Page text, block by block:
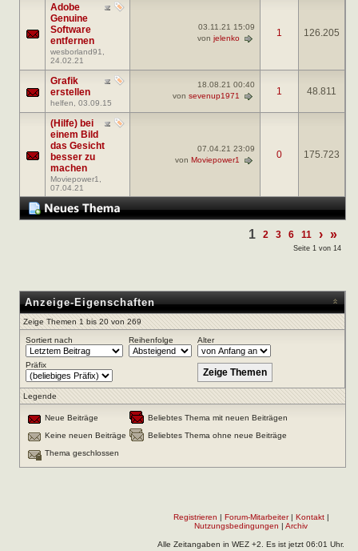
Adobe
Genuine
Software
entfernen
wesborland91
24.02.21
03.11.21 15:09
von jelenko 1 126.205
Grafik
erstellen
helfen , 03.09.15
18.08.21 00:40
von sevenup1971 1 48.811
(Hilfe) bei
einem Bild
das Gesicht
besser zu
machen
Moviepower1
07.04.21
07.04.21 23:09
von Moviepower1 0 175.723
1 2 3 6 11 › »
Seite 1 von 14
Anzeige-Eigenschaften
Zeige Themen 1 bis 20 von 269
Sortiert nach Reihenfolge Alter
Präfix
Legende
Neue Beiträge
Beliebtes Thema mit neuen Beiträgen
Keine neuen Beiträge
Beliebtes Thema ohne neue Beiträge
Thema geschlossen
Registrieren | Forum-Mitarbeiter| Kontakt|
Nutzungsbedingungen | Archiv
Alle Zeitangaben in WEZ +2. Es ist jetzt 06:01 Uhr.